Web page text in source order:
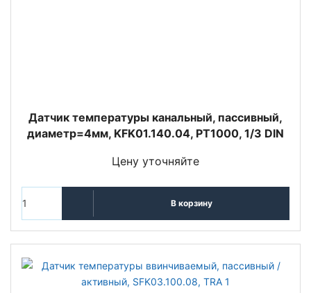
Датчик температуры канальный, пассивный,
диаметр=4мм, KFK01.140.04, PT1000, 1/3 DIN
Цену уточняйте
В корзину